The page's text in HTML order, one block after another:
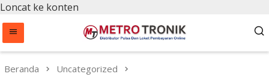
Loncat ke konten
Beranda Uncategorized